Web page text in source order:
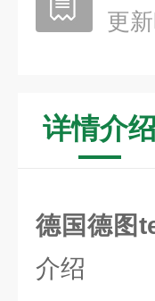
更
详情介绍
德国德图
介绍